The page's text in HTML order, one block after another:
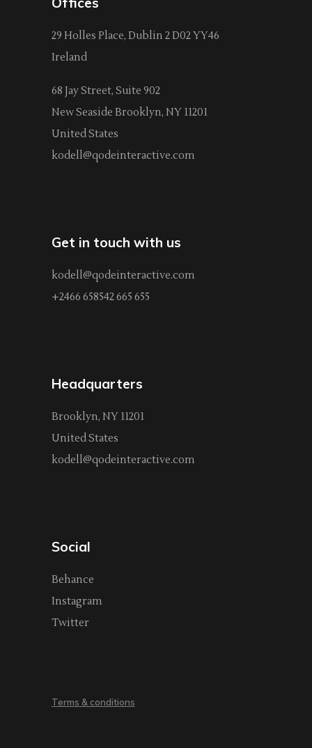
29 Holles Place, Dublin 2 D02 YY46
Ireland
68 Jay Street, Suite 902
New Seaside Brooklyn, NY 11201
United States
kodell@qodeinteractive.com
Get in touch with us
kodell@qodeinteractive.com
+2466 658542 665 655
Headquarters
Brooklyn, NY 11201
United States
kodell@qodeinteractive.com
Social
Behance
Instagram
Twitter
Terms & conditions